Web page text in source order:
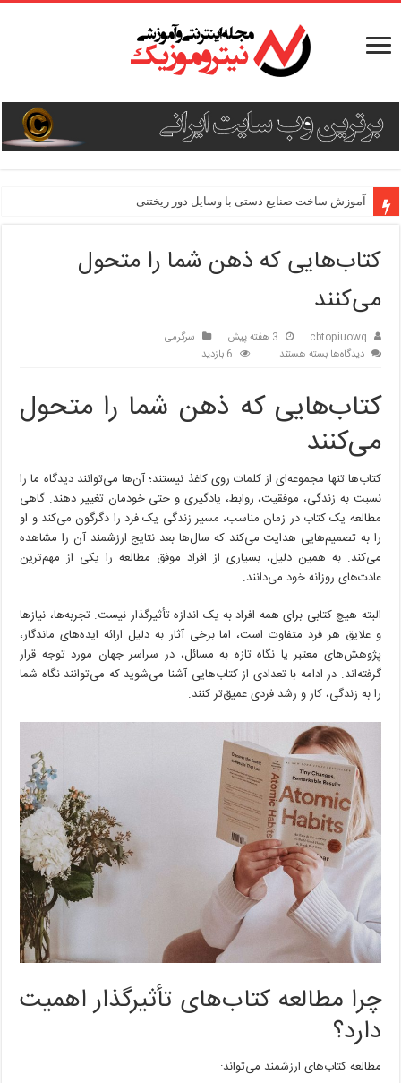
آموزش ساخت صنایع دستی با وسایل دور ریختنی
کتاب‌هایی که ذهن شما را متحول
می‌کنند
cbtopiuowq 3 هفته پیش
سرگرمی
دیدگاه‌هابرای
ذهن
را
بسته هستند 6 بازدید
کتاب‌هایی که ذهن شما را متحول
می‌کنند
کتاب‌ها تنها مجموعه‌ای از کلمات روی کاغذ نیستند؛ آن‌ها می‌توانند دیدگاه ما را
نسبت به زندگی، موفقیت، روابط، یادگیری و حتی خودمان تغییر دهند. گاهی
مطالعه یک کتاب در زمان مناسب، مسیر زندگی یک فرد را دگرگون می‌کند و او
را به تصمیم‌هایی هدایت می‌کند که سال‌ها بعد نتایج ارزشمند آن را مشاهده
می‌کند. به همین دلیل، بسیاری از افراد موفق مطالعه را یکی از مهم‌ترین
عادت‌های روزانه خود می‌دانند.
البته هیچ کتابی برای همه افراد به یک اندازه تأثیرگذار نیست. تجربه‌ها، نیازها
و علایق هر فرد متفاوت است، اما برخی آثار به دلیل ارائه ایده‌های ماندگار،
پژوهش‌های معتبر یا نگاه تازه به مسائل، در سراسر جهان مورد توجه قرار
گرفته‌اند. در ادامه با تعدادی از کتاب‌هایی آشنا می‌شوید که می‌توانند نگاه شما
را به زندگی، کار و رشد فردی عمیق‌تر کنند.
چرا مطالعه کتاب‌های تأثیرگذار اهمیت
دارد؟
مطالعه کتاب‌های ارزشمند می‌تواند: